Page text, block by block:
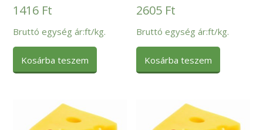
1416 Ft
Bruttó egység ár:ft/kg.
Kosárba teszem
2605 Ft
Bruttó egység ár:ft/kg.
Kosárba teszem